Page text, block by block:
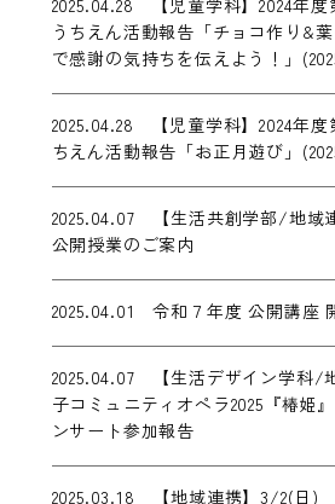
2025.04.28 【児童学科】2024年度
うちえん活動報告「チョコ作り&
で感謝の気持ちを伝えよう！」
2025.04.28 【児童学科】2024年度
ちえん活動報告「お正月遊び」
2025.04.07 【生活共創学部/地域
公開授業のご案内
2025.04.01 令和７年度 公開講座
2025.04.07 【生活デザイン学科/
子コミュニティオペラ2025『椿姫
ンサート参加報告
2025.03.18 【地域連携】3/2(日)